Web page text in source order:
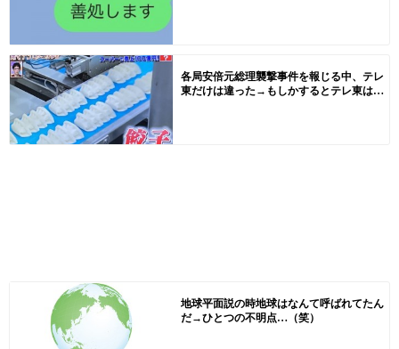
各局安倍元総理襲撃事件を報じる中、テレ
東だけは違った→もしかするとテレ東は…
地球平面説の時地球はなんて呼ばれてたん
だ→ひとつの不明点…（笑）